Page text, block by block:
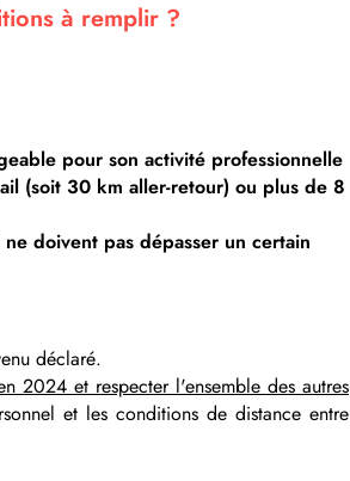
à remplir ?
pour son activité professionnelle
(soit 30 km aller-retour) ou plus de 8
doivent pas dépasser un certain
déclaré.
2024 et respecter l'ensemble des autres
et les conditions de distance entre